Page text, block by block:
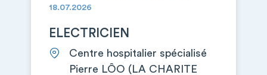
18.07.2026
ELECTRICIEN
Centre hospitalier spécialisé
Pierre LÔO (LA CHARITE